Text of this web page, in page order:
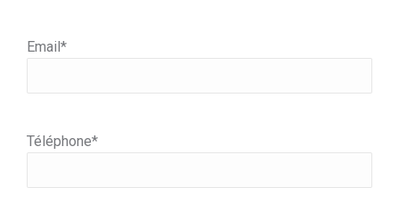
Email*
Téléphone*